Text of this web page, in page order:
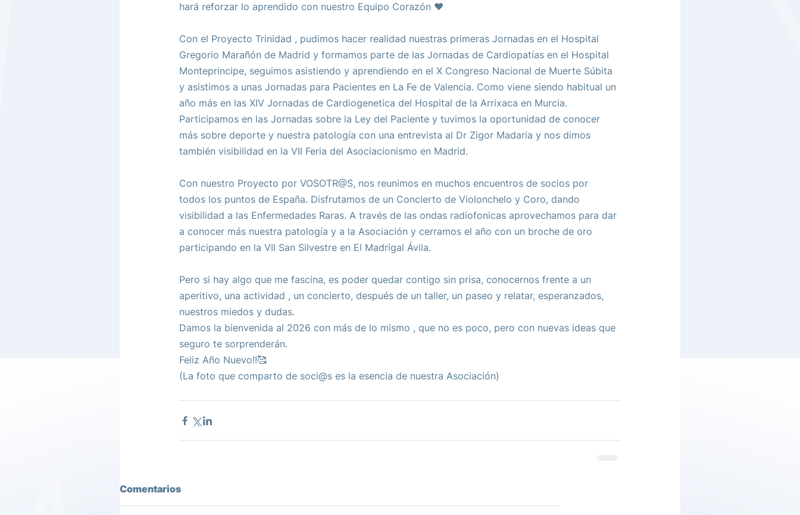
hará reforzar lo aprendido con nuestro Equipo Corazón ❤️
Con el Proyecto Trinidad , pudimos hacer realidad nuestras primeras Jornadas en el Hospital
Gregorio Marañón de Madrid y formamos parte de las Jornadas de Cardiopatías en el Hospital
Monteprincipe, seguimos asistiendo y aprendiendo en el X Congreso Nacional de Muerte Súbita
y asistimos a unas Jornadas para Pacientes en La Fe de Valencia. Como viene siendo habitual un
año más en las XIV Jornadas de Cardiogenetica del Hospital de la Arrixaca en Murcia.
Participamos en las Jornadas sobre la Ley del Paciente y tuvimos la oportunidad de conocer
más sobre deporte y nuestra patología con una entrevista al Dr Zigor Madaria y nos dimos
también visibilidad en la VII Feria del Asociacionismo en Madrid.
Con nuestro Proyecto por VOSOTR@S, nos reunimos en muchos encuentros de socios por
todos los puntos de España. Disfrutamos de un Concierto de Violonchelo y Coro, dando
visibilidad a las Enfermedades Raras. A través de las ondas radiofonicas aprovechamos para dar
a conocer más nuestra patología y a la Asociación y cerramos el año con un broche de oro
participando en la VII San Silvestre en El Madrigal Ávila.
Pero si hay algo que me fascina, es poder quedar contigo sin prisa, conocernos frente a un
aperitivo, una actividad , un concierto, después de un taller, un paseo y relatar, esperanzados,
nuestros miedos y dudas.
Damos la bienvenida al 2026 con más de lo mismo , que no es poco, pero con nuevas ideas que
seguro te sorprenderán.
Feliz Año Nuevo!!🥰
(La foto que comparto de soci@s es la esencia de nuestra Asociación)
Comentarios